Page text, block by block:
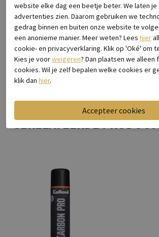
Categorie
Instappers &
Kleur
Bruin
Materiaal buitenkant
Nubuck
Bestelcode
2121.30.112
Bezorgen & retourneren
GERELATEERDE
website elke dag een beetje beter. We laten
advertenties zien. Daarom gebruiken we
gedrag binnen en buiten onze website te
een anonieme manier. Meer weten? Lees hier
cookie- en privacyverklaring. Klik op 'Oké' om
Kies je voorweigeren? Dan plaatsen we alleen
cookies. Wil je zelf bepalen welke cookies er
klik dan hier.